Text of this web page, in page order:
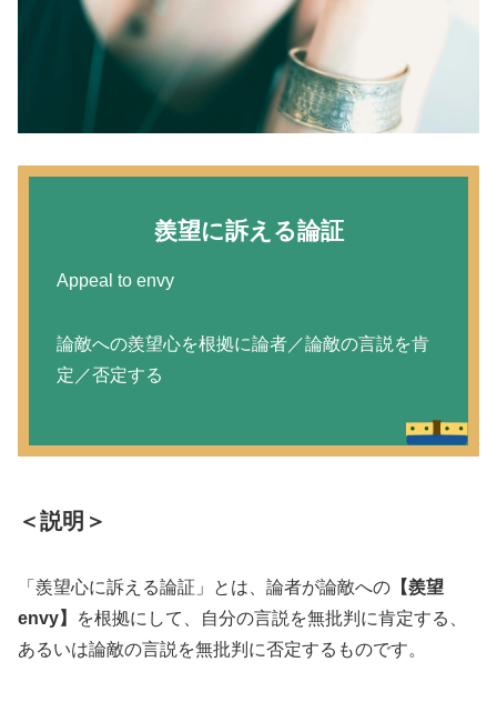
羨望に訴える論証
Appeal to envy
論敵への羨望心を根拠に論者／論敵の言説を肯
定／否定する
＜説明＞
「羨望心に訴える論証」とは、論者が論敵への 【羨望
envy】
を根拠にして、自分の言説を無批判に肯定する、
あるいは論敵の言説を無批判に否定するものです。